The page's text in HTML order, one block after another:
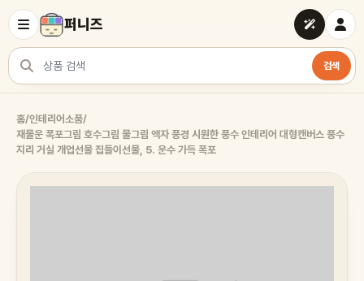
퍼니즈
상품 검색
검색
홈/인테리어소품/
재물운 폭포그림 호수그림 물그림 액자 풍경 시원한 풍수 인테리어 대형캔버스 풍수
지리 거실 개업선물 집들이선물, 5. 운수 가득 폭포